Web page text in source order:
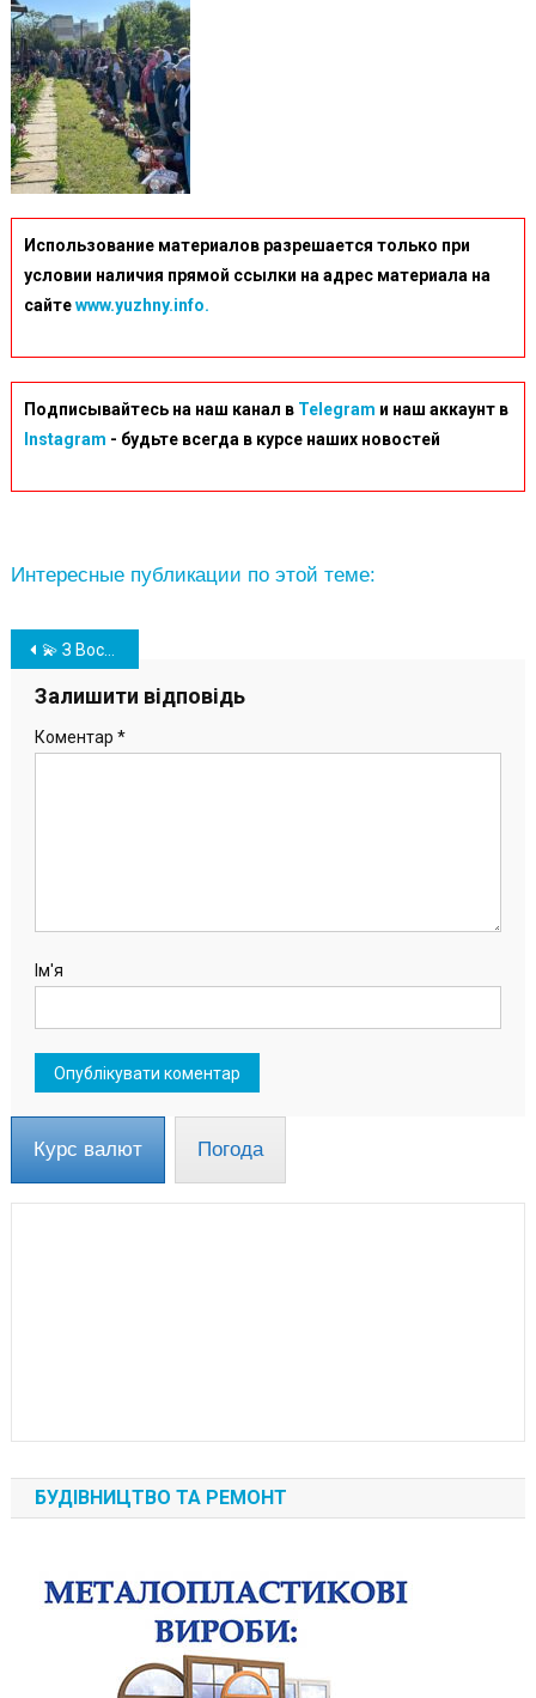
Использование материалов разрешается только при
условии наличия прямой ссылки на адрес материала на
сайтеwww.yuzhny.info.
Подписывайтесь на наш канал в Telegram и наш аккаунт в
Instagram - будьте всегда в курсе наших новостей
Интересные публикации по этой теме:
Навігація
записів
💫 З Воскресінням Христовим щиро Вас вітаємо! Великдень 2024
Залишити відповідь
Коментар *
Ім'я
Курс валют Погода
БУДІВНИЦТВО ТА РЕМОНТ